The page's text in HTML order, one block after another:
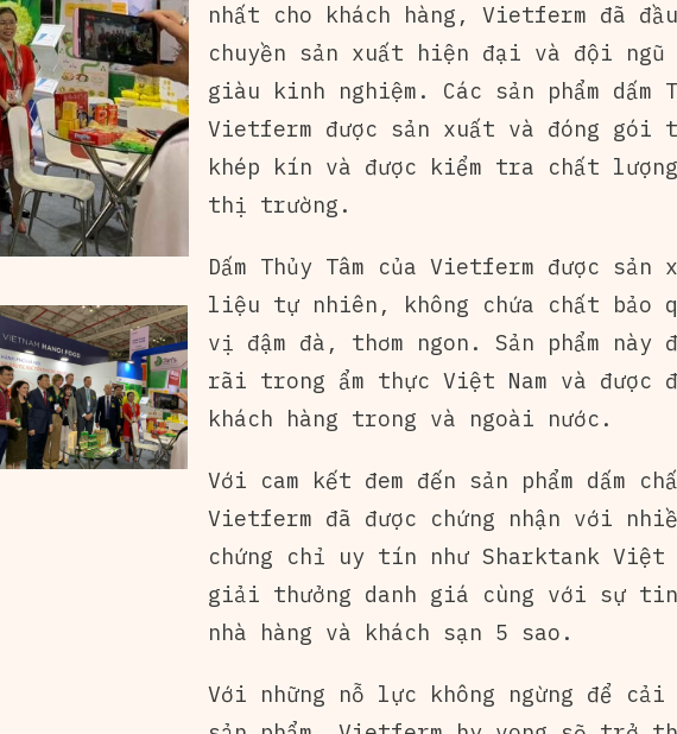
nhất cho khách hàng, Vietferm đã
chuyền sản xuất hiện đại và đội
giàu kinh nghiệm. Các sản phẩm dấm
Vietferm được sản xuất và đóng gói
khép kín và được kiểm tra chất
thị trường.
Dấm Thủy Tâm của Vietferm được sản
liệu tự nhiên, không chứa chất bảo
vị đậm đà, thơm ngon. Sản phẩm này
rãi trong ẩm thực Việt Nam và được
khách hàng trong và ngoài nước.
Với cam kết đem đến sản phẩm dấm
Vietferm đã được chứng nhận với
chứng chỉ uy tín như Sharktank Việt
giải thưởng danh giá cùng với sự tin
nhà hàng và khách sạn 5 sao.
Với những nỗ lực không ngừng để